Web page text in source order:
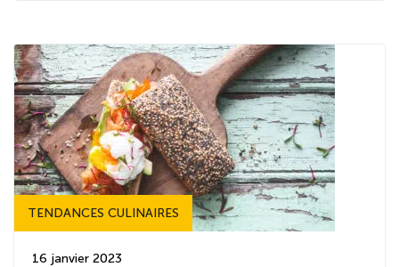
TENDANCES CULINAIRES
16 janvier 2023